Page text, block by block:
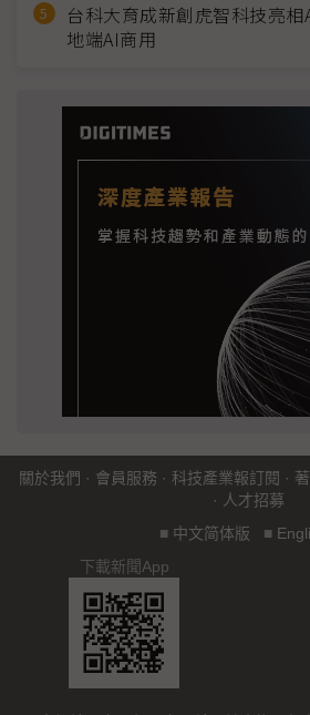
台科大育成新創虎智科技亮相
地端AI商用
關於我們 · 會員服務 · 科技產業報訂閱 ·
· 人才招募
■ 中文简体版 ■
下載新聞App